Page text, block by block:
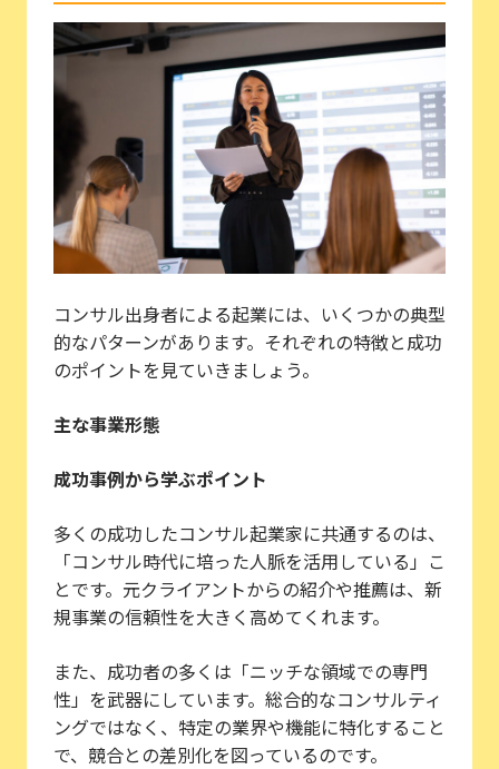
コンサル出身者による起業には、いくつかの典型
的なパターンがあります。それぞれの特徴と成功
のポイントを見ていきましょう。
主な事業形態
成功事例から学ぶポイント
多くの成功したコンサル起業家に共通するのは、
「コンサル時代に培った人脈を活用している」こ
とです。元クライアントからの紹介や推薦は、新
規事業の信頼性を大きく高めてくれます。
また、成功者の多くは「ニッチな領域での専門
性」を武器にしています。総合的なコンサルティ
ングではなく、特定の業界や機能に特化すること
で、競合との差別化を図っているのです。